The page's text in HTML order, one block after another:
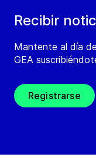
Recibir
Mantente al día
GEA
Registrarse